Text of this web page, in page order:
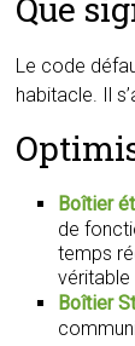
Que
Le code
habitacle. Il
Boîtier
de
temps
véritable
Boîtier